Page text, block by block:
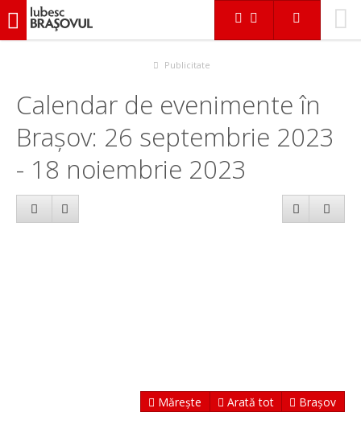
iubescbraşovul.ro
Publicitate
Calendar de evenimente în
Brașov: 26 septembrie 2023
- 18 noiembrie 2023
Mărește Arată tot Brașov